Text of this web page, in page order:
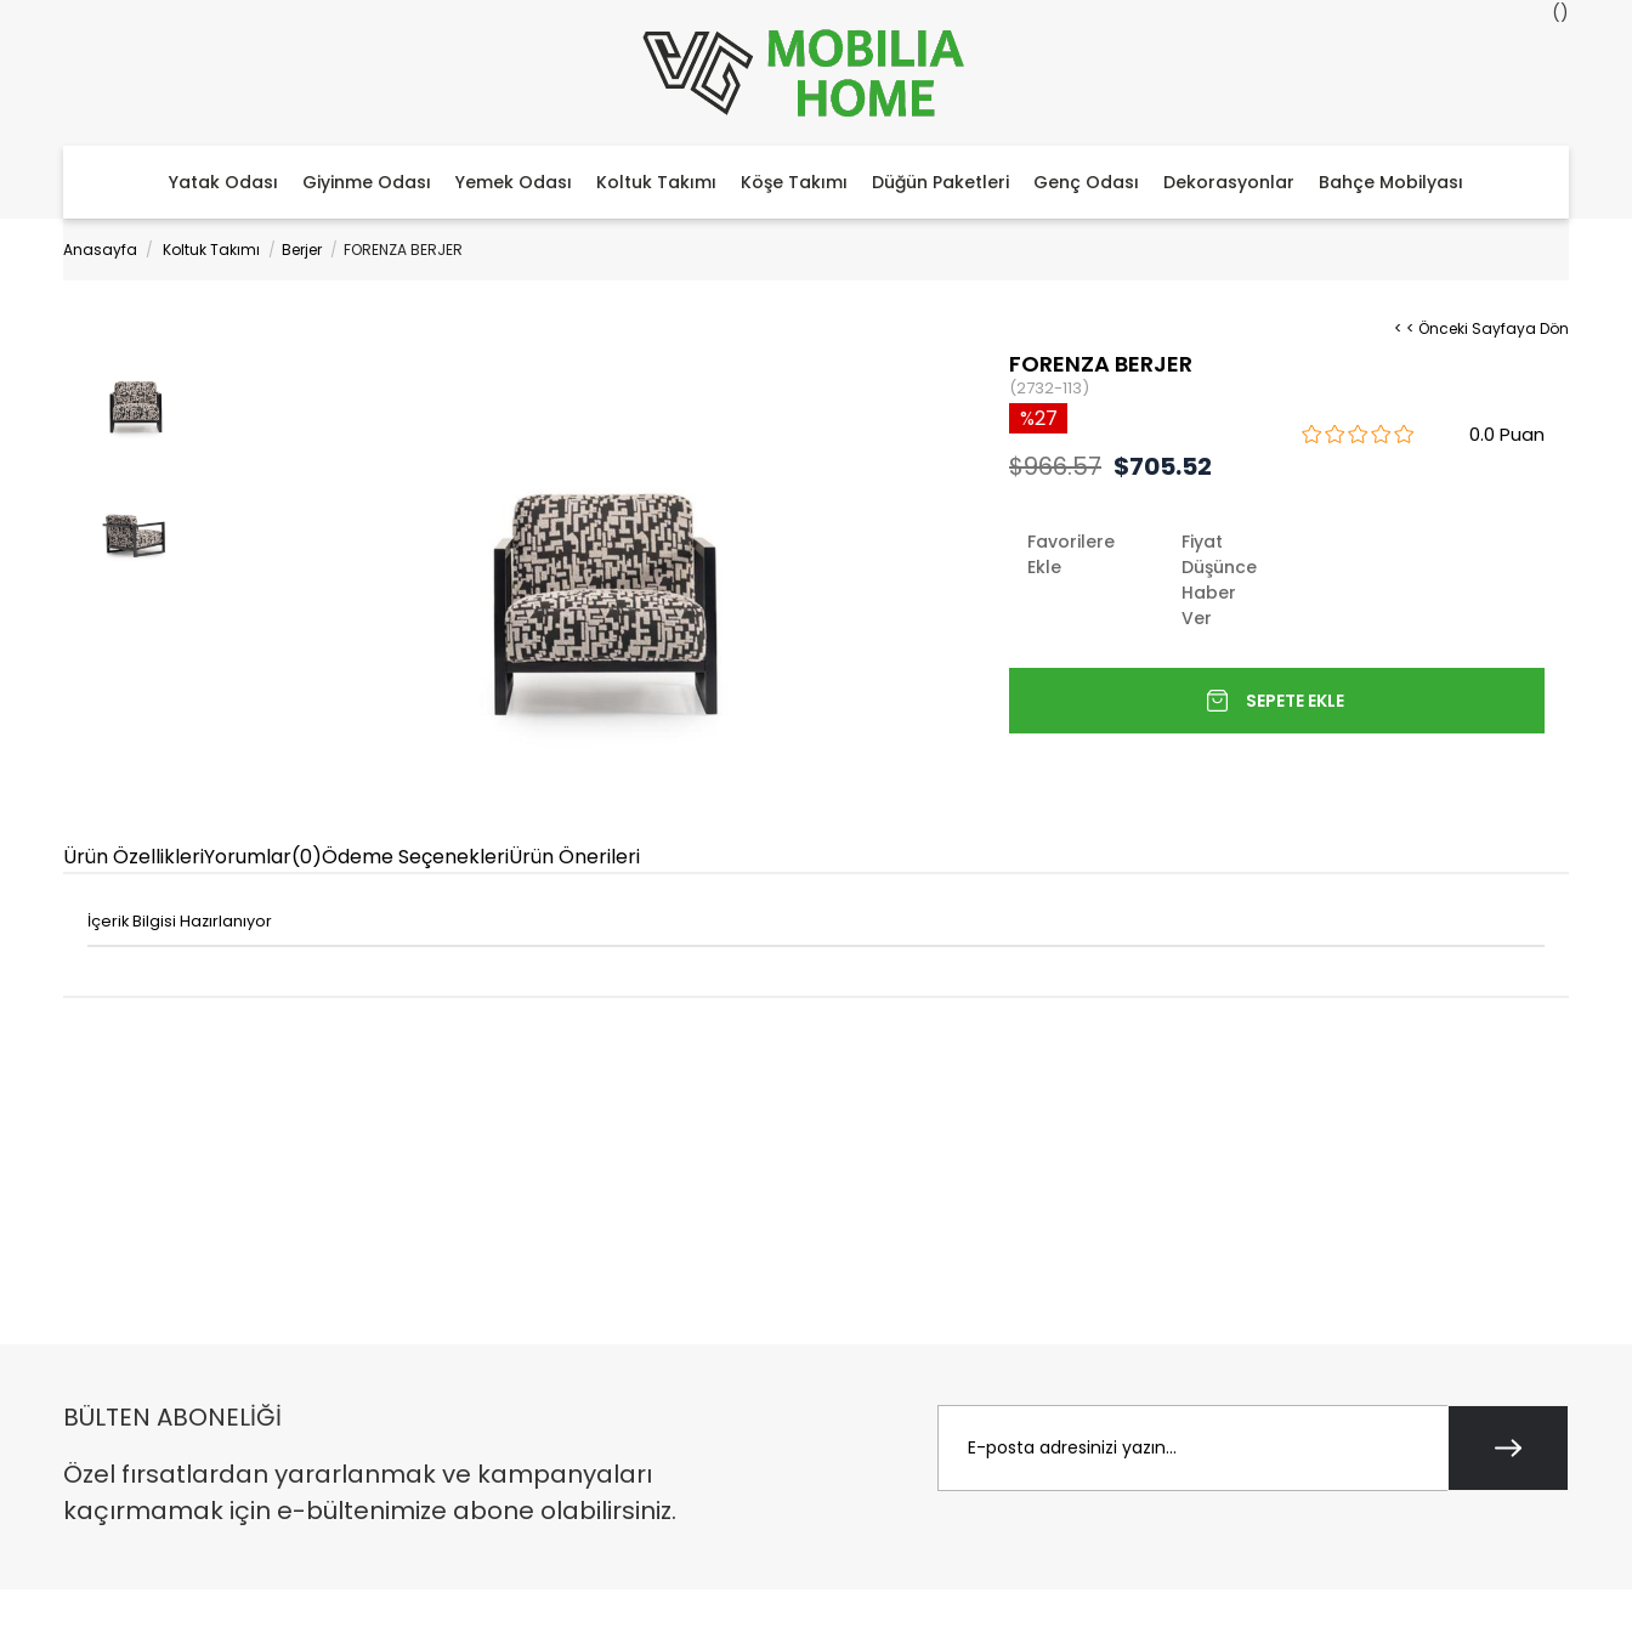
Yatak Odası Giyinme Odası Yemek Odası Koltuk Takımı Köşe Takımı Düğün Paketleri Genç Odası Dekorasyonlar Bahçe Mobilyası
Anasayfa Koltuk Takımı Berjer FORENZA BERJER
< < Önceki Sayfaya Dön
FORENZA BERJER
(2732-113)
0.0
27
$966.57 $705.52
Favorilere
Ekle
Fiyat
Düşünce
Haber
Ver
Ürün ÖzellikleriYorumlar(0)Ödeme SeçenekleriÜrün Önerileri
İçerik Bilgisi Hazırlanıyor
BÜLTEN ABONELİĞİ
Özel fırsatlardan yararlanmak ve kampanyaları
kaçırmamak için e-bültenimize abone olabilirsiniz.